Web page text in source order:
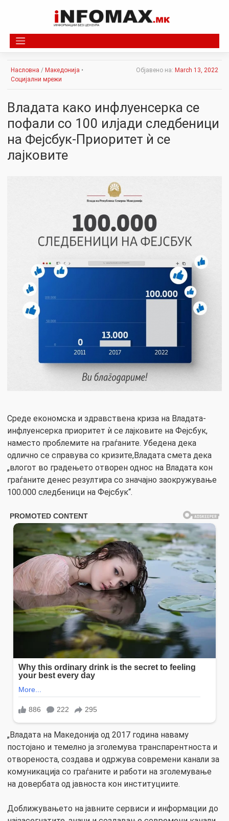
Насловна / Македонија •
Социјални мрежи
Објавено на: March 13, 2022
Владата како инфлуенсерка се
пофали со 100 илјади следбеници
на Фејсбук-Приоритет ѝ се
лајковите
Среде економска и здравствена криза на Владата-
инфлуенсерка приоритет ѝ се лајковите на Фејсбук,
наместо проблемите на граѓаните. Убедена дека
одлично се справува со кризите,Владата смета дека
„влогот во градењето отворен однос на Владата кон
граѓаните денес резултира со значајно заокружување
100.000 следбеници на Фејсбук“.
„Владата на Македонија од 2017 година наваму
постојано и темелно ја зголемува транспарентноста и
отвореноста, создава и одржува современи канали за
комуникација со граѓаните и работи на зголемување
на довербата од јавноста кон институциите.
Доближувањето на јавните сервиси и информации до